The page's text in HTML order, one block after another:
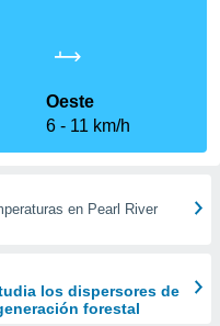
Oeste
6
11 km/h
en Pearl River
los dispersores de
forestal